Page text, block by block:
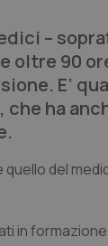
–
oltre 90
E’
ha
del
in